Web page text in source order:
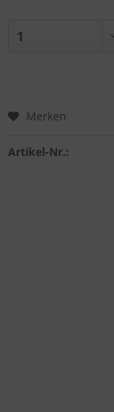
Merken
Artikel-Nr.: